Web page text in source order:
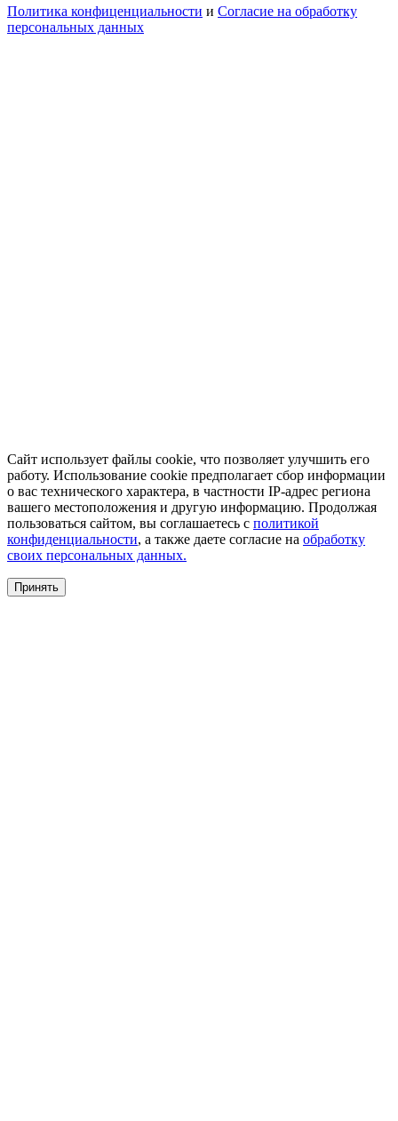
Политика конфиценциальности и Согласие на обработку
персональных данных
Сайт использует файлы cookie, что позволяет улучшить его
работу. Использование cookie предполагает сбор информации
о вас технического характера, в частности IP-адрес региона
вашего местоположения и другую информацию. Продолжая
пользоваться сайтом, вы соглашаетесь с политикой
конфиденциальности, а также даете согласие на обработку
своих персональных данных.
Принять